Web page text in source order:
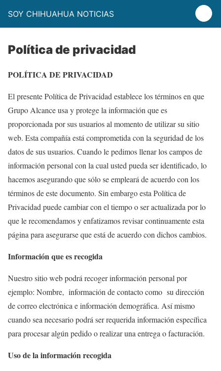
SOY CHIHUAHUA NOTICIAS
Política de privacidad
POLÍTICA DE PRIVACIDAD
El presente Política de Privacidad establece los términos en que
Grupo Alcance usa y protege la información que es
proporcionada por sus usuarios al momento de utilizar su sitio
web. Esta compañía está comprometida con la seguridad de los
datos de sus usuarios. Cuando le pedimos llenar los campos de
información personal con la cual usted pueda ser identificado, lo
hacemos asegurando que sólo se empleará de acuerdo con los
términos de este documento. Sin embargo esta Política de
Privacidad puede cambiar con el tiempo o ser actualizada por lo
que le recomendamos y enfatizamos revisar continuamente esta
página para asegurarse que está de acuerdo con dichos cambios.
Información que es recogida
Nuestro sitio web podrá recoger información personal por
ejemplo: Nombre, información de contacto como su dirección
de correo electrónica e información demográfica. Así mismo
cuando sea necesario podrá ser requerida información específica
para procesar algún pedido o realizar una entrega o facturación.
Uso de la información recogida